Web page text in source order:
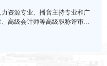
资源专业、播音主持专业和广
高级会计师等高级职称评审材